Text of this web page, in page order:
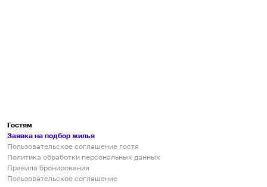
Гостям
Заявка на подбор жилья
Пользовательское соглашение гостя
Политика обработки персональных данных
Правила бронирования
Пользовательское соглашение